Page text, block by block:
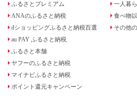
ふるさとプレミアム
ANAのふるさと納税
dショッピングふるさと納税百選
au PAY ふるさと納税
ふるさと本舗
ヤフーのふるさと納税
マイナビふるさと納税
ポイント還元キャンペーン
一人暮
食べ物
その他